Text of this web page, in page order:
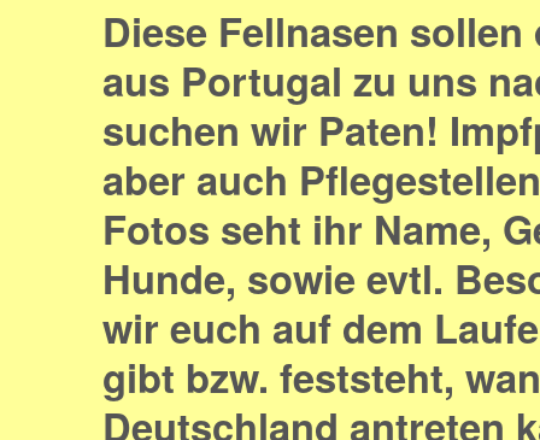
Diese Fellnasen
aus Portugal zu uns
suchen wir Paten!
aber auch
Fotos seht ihr Name,
Hunde, sowie evtl.
wir euch auf dem
gibt bzw. feststeht,
Deutschland antreten